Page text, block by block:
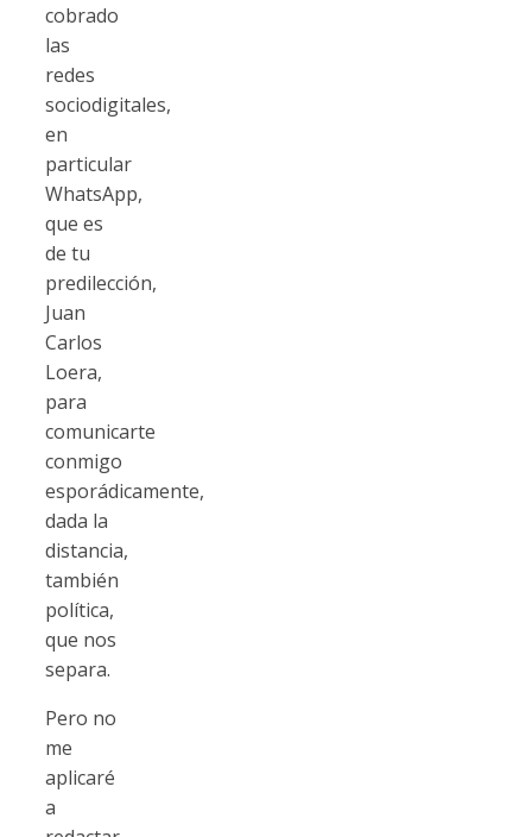
cobrado
las
redes
sociodigitales,
en
particular
WhatsApp,
que es
de tu
predilección,
Juan
Carlos
Loera,
para
comunicarte
conmigo
esporádicamente,
dada la
distancia,
también
política,
que nos
separa.
Pero no
me
aplicaré
a